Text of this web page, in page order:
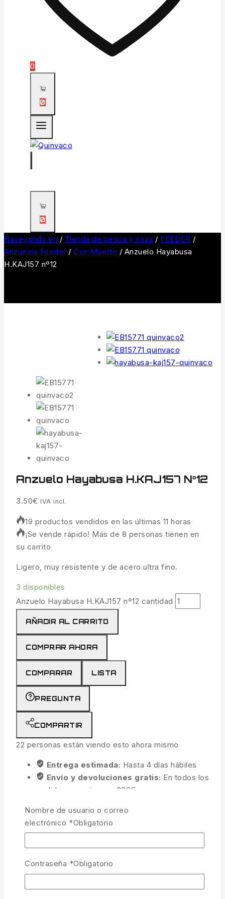
0
0
0
Navegando en / Tienda de pesca y caza / FEEDER /
Anzuelos Feeder / Con Muerte / Anzuelo Hayabusa
H.KAJ157 nº12
Anzuelo Hayabusa H.KAJ157 Nº12
3.50€ IVA incl.
19 productos vendidos en las últimas 11 horas
¡Se vende rápido! Más de 8 personas tienen en
su carrito
Ligero, muy resistente y de acero ultra fino.
3 disponibles
Anzuelo Hayabusa H.KAJ157 nº12 cantidad
AÑADIR AL CARRITO
COMPRAR AHORA
COMPARAR LISTA
PREGUNTA
COMPARTIR
22 personas están viendo esto ahora mismo
Entrega estimada: Hasta 4 días hábiles
Envío y devoluciones gratis: En todos los
pedidos superiores a 300€
Nombre de usuario o correo
electrónico *Obligatorio
Contraseña *Obligatorio